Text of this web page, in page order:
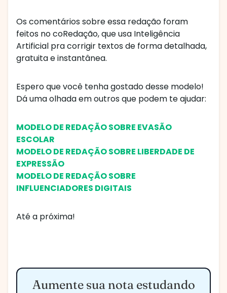
Os comentários sobre essa redação foram
feitos no coRedação, que usa Inteligência
Artificial pra corrigir textos de forma detalhada,
gratuita e instantânea.
Espero que você tenha gostado desse modelo!
Dá uma olhada em outros que podem te ajudar:
MODELO DE REDAÇÃO SOBRE EVASÃO
ESCOLAR
MODELO DE REDAÇÃO SOBRE LIBERDADE DE
EXPRESSÃO
MODELO DE REDAÇÃO SOBRE
INFLUENCIADORES DIGITAIS
Até a próxima!
Aumente sua nota estudando